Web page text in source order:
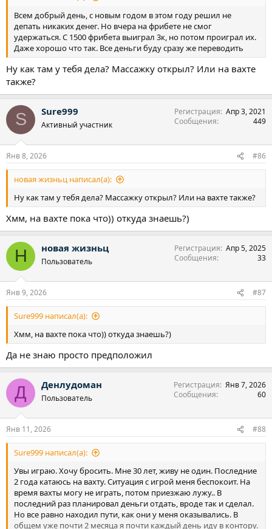
Всем добрый день, с новым годом в этом году решил не
депать никаких денег. Но вчера на фрибете не смог
удержаться. С 1500 фрибета выиграл 3к, но потом проиграл их.
Даже хорошо что так. Все деньги буду сразу же переводить
Ну как там у тебя дела? Массажку открыл? Или на вахте
также?
S Sure999
Активный участник
Регистрация Апр 3, 2021
Сообщения
449
Янв 8, 2026 #86
новая жизньц написал(а):
Ну как там у тебя дела? Массажку открыл? Или на вахте также?
Хмм, на вахте пока что)) откуда знаешь?)
Н новая жизньц
Пользователь
Регистрация Апр 5, 2025
Сообщения
33
Янв 9, 2026 #87
Sure999 написал(а):
Хмм, на вахте пока что)) откуда знаешь?)
Да не знаю просто предположил
Д Денлудоман
Пользователь
Регистрация Янв 7, 2026
Сообщения
60
Янв 11, 2026 #88
Sure999 написал(а):
Увы играю. Хочу бросить. Мне 30 лет, живу не один. Последние
2 года катаюсь на вахту. Ситуация с игрой меня беспокоит. На
время вахты могу не играть, потом приезжаю лужу.. В
последний раз планировал деньги отдать, вроде так и сделал.
Но все равно находил пути, как они у меня оказывались. В
общем уже почти 2 месяца я почти каждый день иду в контору.